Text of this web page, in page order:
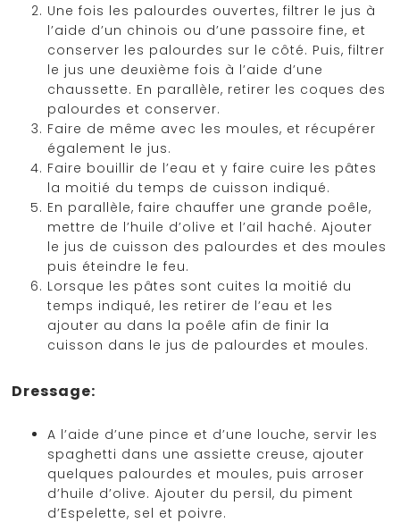
Une fois les palourdes ouvertes, filtrer le jus à
l’aide d’un chinois ou d’une passoire fine, et
conserver les palourdes sur le côté. Puis, filtrer
le jus une deuxième fois à l’aide d’une
chaussette. En parallèle, retirer les coques des
palourdes et conserver.
Faire de même avec les moules, et récupérer
également le jus.
Faire bouillir de l’eau et y faire cuire les pâtes
la moitié du temps de cuisson indiqué.
En parallèle, faire chauffer une grande poêle,
mettre de l’huile d’olive et l’ail haché. Ajouter
le jus de cuisson des palourdes et des moules
puis éteindre le feu.
Lorsque les pâtes sont cuites la moitié du
temps indiqué, les retirer de l’eau et les
ajouter au dans la poêle afin de finir la
cuisson dans le jus de palourdes et moules.
Dressage:
A l’aide d’une pince et d’une louche, servir les
spaghetti dans une assiette creuse, ajouter
quelques palourdes et moules, puis arroser
d’huile d’olive. Ajouter du persil, du piment
d’Espelette, sel et poivre.